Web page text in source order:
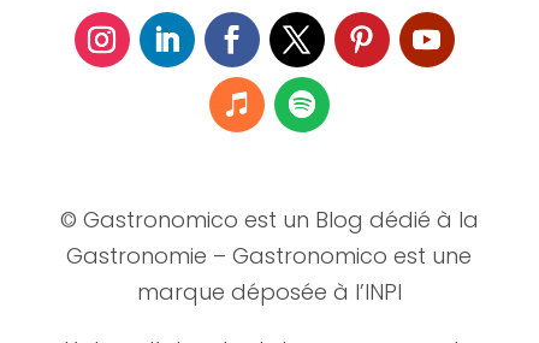
© Gastronomico est un Blog dédié à la
Gastronomie – Gastronomico est une
marque déposée à l’INPI